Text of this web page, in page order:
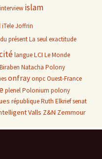
interview islam
iTeleJoffrin
présentLa seul exactitude
langueLCI Le Monde
Natacha Polony
onfrayonpcOuest-France
plenelPolonium polony
républiqueRuth Elkriefsenat
Valls Z&N Zemmour